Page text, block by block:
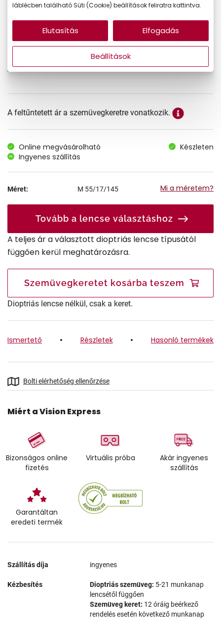
Ár: 90.990 Ft
A feltűntetett ár a szemüvegkeretre vonatkozik.
Online megvásárolható
Készleten
Ingyenes szállítás
Méret: M 55/17/145 Mi a méretem?
Tovább a lencse választáshoz
A teljes ár a választott dioptriás lencse típusától
függően kerül meghatározásra.
Szemüvegkeretet kosárba teszem
Dioptriás lencse nélkül, csak a keret.
Ismertető Részletek Hasonló termékek
Bolti elérhetőség ellenőrzése
Miért a Vision Express
Bizonságos online
fizetés
Virtuális próba
Akár ingyenes
szállítás
Garantáltan
eredeti termék
Szállítás díja ingyenes
Kézbesítés Dioptriás szemüveg: 5-21 munkanap
lencsétől függően
Szemüveg keret: 12 óráig beérkező
rendelés esetén következő munkanap
láblécben található Süti (Cookie) beállítások feliratra kattintva.
Beállítások
Elutasítás Elfogadás